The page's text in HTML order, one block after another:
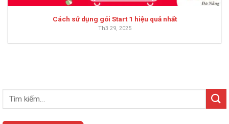
Cách sử dụng gói Start 1 hiệu quả nhất
Th3 29, 2025